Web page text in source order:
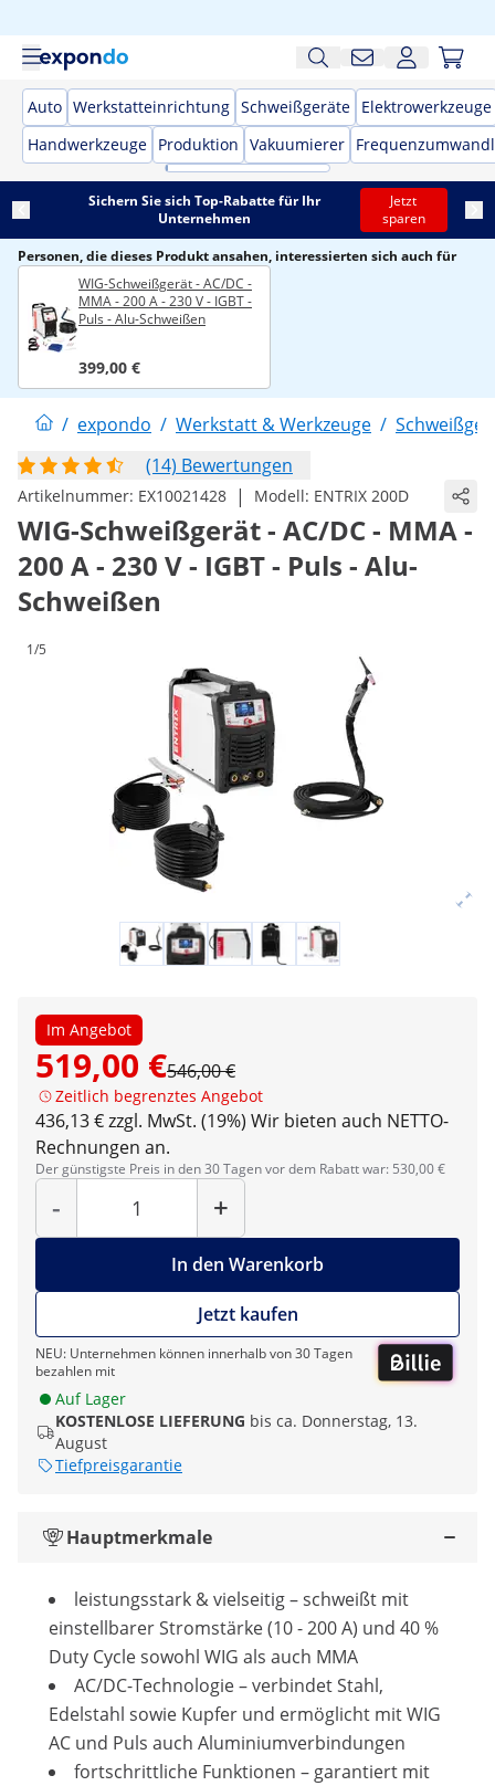
Auto Werkstatteinrichtung Schweißgeräte Elektrowerkzeuge
Handwerkzeuge Produktion Vakuumierer
Sichern Sie sich Top-Rabatte für Ihr
Unternehmen
Jetzt
sparen
Personen, die dieses Produkt ansahen, interessierten sich auch für
WIG-Schweißgerät - AC/DC -
MMA - 200 A - 230 V - IGBT -
Puls - Alu-Schweißen
399,00 €
/ expondo / Werkstatt & Werkzeuge /
(14) Bewertungen
Artikelnummer: EX10021428 | Modell: ENTRIX 200D
WIG-Schweißgerät - AC/DC - MMA -
200 A - 230 V - IGBT - Puls - Alu-
Schweißen
1/5
Im Angebot
519,00 €546,00 €
Zeitlich begrenztes Angebot
436,13 € zzgl. MwSt. (19%) Wir bieten auch NETTO-
Rechnungen an.
Der günstigste Preis in den 30 Tagen vor dem Rabatt war: 530,00 €
-
Menge
+
In den Warenkorb
Jetzt kaufen
NEU: Unternehmen können innerhalb von 30 Tagen
bezahlen mit
Auf Lager
KOSTENLOSE LIEFERUNG bis ca. Donnerstag, 13.
August
Tiefpreisgarantie
Hauptmerkmale
leistungsstark & vielseitig – schweißt mit
einstellbarer Stromstärke (10 - 200 A) und 40 %
Duty Cycle sowohl WIG als auch MMA
AC/DC-Technologie – verbindet Stahl,
Edelstahl sowie Kupfer und ermöglicht mit WIG
AC und Puls auch Aluminiumverbindungen
fortschrittliche Funktionen – garantiert mit